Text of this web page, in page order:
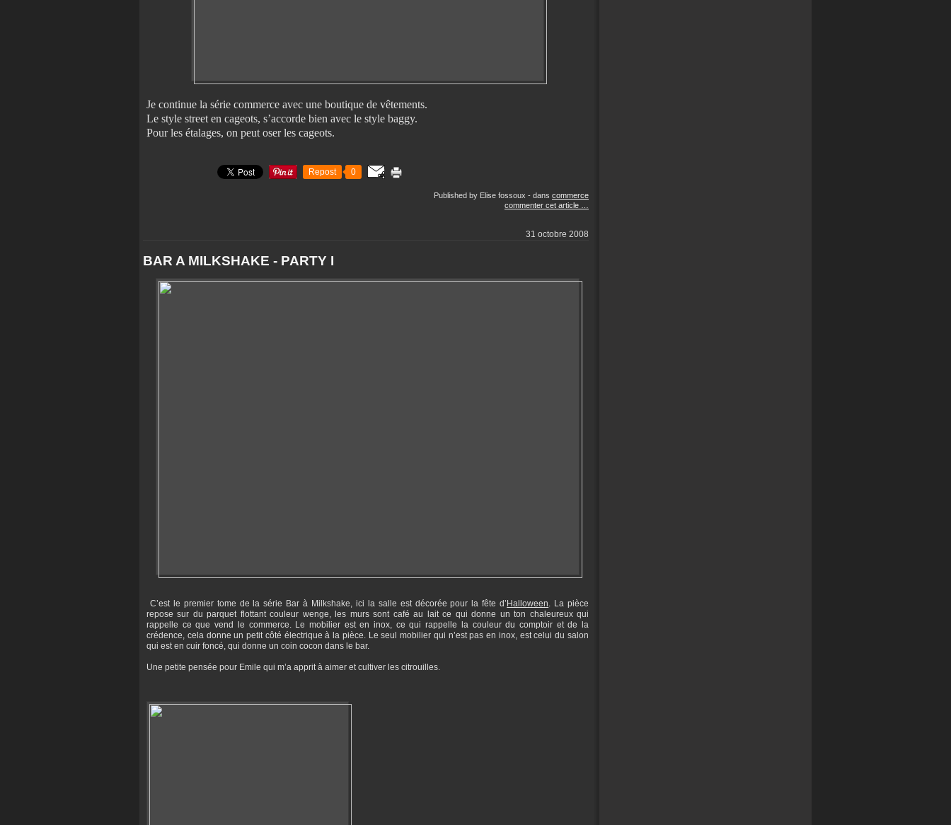
Je continue la série commerce avec une boutique de vêtements.
Le style street en cageots, s’accorde bien avec le style baggy.
Pour les étalages, on peut oser les cageots.
Repost 0
Published by Elise fossoux - dans commerce
commenter cet article
31 octobre 2008
BAR A MILKSHAKE - PARTY I
C’est le premier tome de la série Bar à Milkshake, ici la salle est décorée pour la fête d’ Halloween. La pièce
repose sur du parquet flottant couleur wenge, les murs sont café au lait ce qui donne un ton chaleureux qui
rappelle ce que vend le commerce. Le mobilier est en inox, ce qui rappelle la couleur du comptoir et de la
crédence, cela donne un petit côté électrique à la pièce. Le seul mobilier qui n’est pas en inox, est celui du salon
qui est en cuir foncé, qui donne un coin cocon dans le bar.
Une petite pensée pour Emile qui m’a apprit à aimer et cultiver les citrouilles.